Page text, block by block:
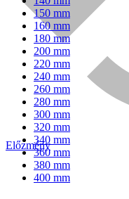
Bühnen
Előzmény
150 mm
160 mm
180 mm
200 mm
220 mm
240 mm
260 mm
280 mm
300 mm
320 mm
340 mm
360 mm
380 mm
400 mm